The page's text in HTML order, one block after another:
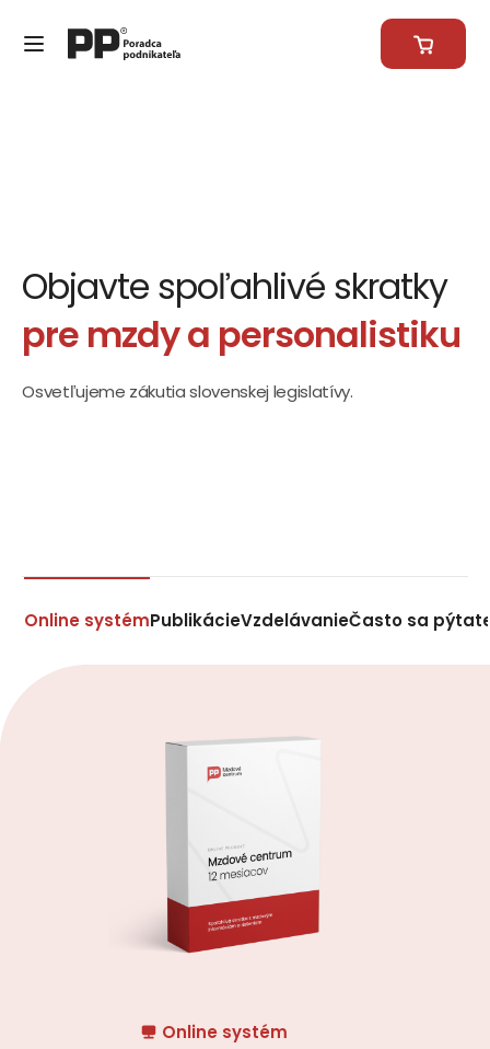
Objavte spoľahlivé skratky
pre mzdy a personalistiku
Osvetľujeme zákutia slovenskej legislatívy.
Online systémPublikácieVzdelávanieČasto sa
Online systém